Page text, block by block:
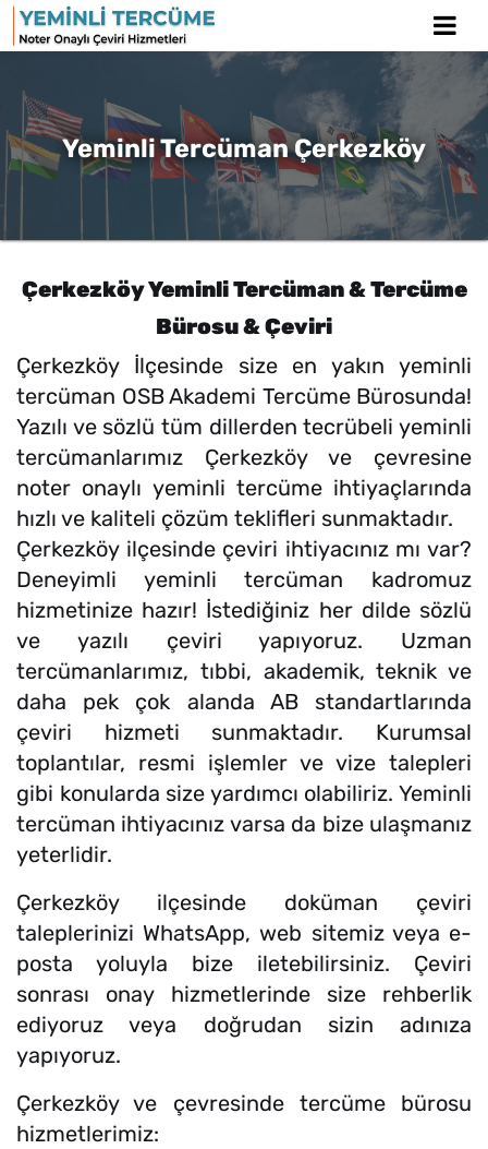
Yeminli Tercüman Çerkezköy
Çerkezköy Yeminli Tercüman & Tercüme
Bürosu & Çeviri
Çerkezköy İlçesinde size en yakın yeminli
tercüman OSB Akademi Tercüme Bürosunda!
Yazılı ve sözlü tüm dillerden tecrübeli yeminli
tercümanlarımız Çerkezköy ve çevresine
noter onaylı yeminli tercüme ihtiyaçlarında
hızlı ve kaliteli çözüm teklifleri sunmaktadır.
Çerkezköy ilçesinde çeviri ihtiyacınız mı var?
Deneyimli yeminli tercüman kadromuz
hizmetinize hazır! İstediğiniz her dilde sözlü
ve yazılı çeviri yapıyoruz. Uzman
tercümanlarımız, tıbbi, akademik, teknik ve
daha pek çok alanda AB standartlarında
çeviri hizmeti sunmaktadır. Kurumsal
toplantılar, resmi işlemler ve vize talepleri
gibi konularda size yardımcı olabiliriz. Yeminli
tercüman ihtiyacınız varsa da bize ulaşmanız
yeterlidir.
Çerkezköy ilçesinde doküman çeviri
taleplerinizi WhatsApp, web sitemiz veya e-
posta yoluyla bize iletebilirsiniz. Çeviri
sonrası onay hizmetlerinde size rehberlik
ediyoruz veya doğrudan sizin adınıza
yapıyoruz.
Çerkezköy ve çevresinde tercüme bürosu
hizmetlerimiz: